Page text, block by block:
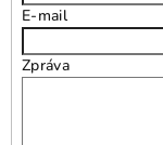
E-mail
Zpráva